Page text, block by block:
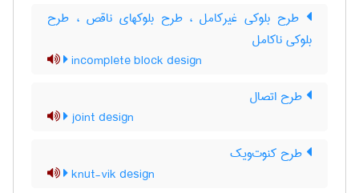
طرح بلوکی غیرکامل ، طرح بلوکهای ناقص ، طرح
بلوکی ناکامل
incomplete block design
طرح اتصال
joint design
طرح کنوت‌ویک
knut-vik design